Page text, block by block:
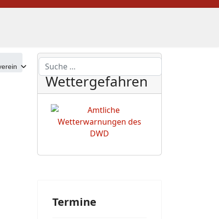
Suchen
DWD
Wettergefahren
Termine